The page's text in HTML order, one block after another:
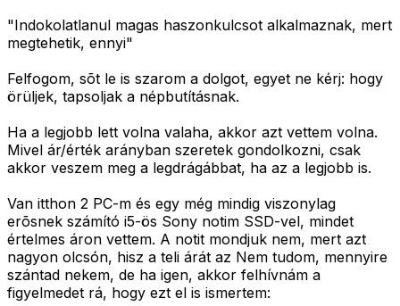
"Indokolatlanul magas haszonkulcsot alkalmaznak, mert
megtehetik, ennyi"
Felfogom, sõt le is szarom a dolgot, egyet ne kérj: hogy
örüljek, tapsoljak a népbutításnak.
Ha a legjobb lett volna valaha, akkor azt vettem volna.
Mivel ár/érték arányban szeretek gondolkozni, csak
akkor veszem meg a legdrágábbat, ha az a legjobb is.
Van itthon 2 PC-m és egy még mindig viszonylag
erõsnek számító i5-ös Sony notim SSD-vel, mindet
értelmes áron vettem. A notit mondjuk nem, mert azt
nagyon olcsón, hisz a teli árát az Nem tudom, mennyire
szántad nekem, de ha igen, akkor felhívnám a
figyelmedet rá, hogy ezt el is ismertem: